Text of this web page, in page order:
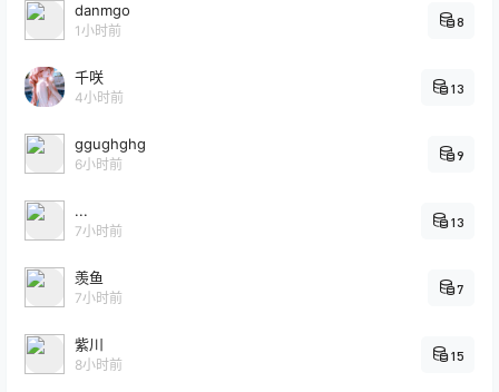
danmgo
1小时前
8
千咲
4小时前
13
ggughghg
6小时前
9
...
7小时前
13
羡鱼
7小时前
7
紫川
8小时前
15